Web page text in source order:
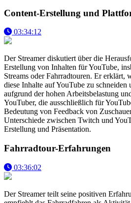
Content-Erstellung und
03:34:12
Der Streamer diskutiert über die
Erstellung von Inhalten für YouTube,
Streams oder Fahrradtouren. Er erklärt,
diese Inhalte auf YouTube zu
aufgrund der hohen Arbeitsbelastung
YouTuber, die ausschließlich für
Bedeutung von Feedback von
Unterschiede zwischen Twitch und
Erstellung und Präsentation.
Fahrradtour-Erfahrungen
03:36:02
Der Streamer teilt seine positiven